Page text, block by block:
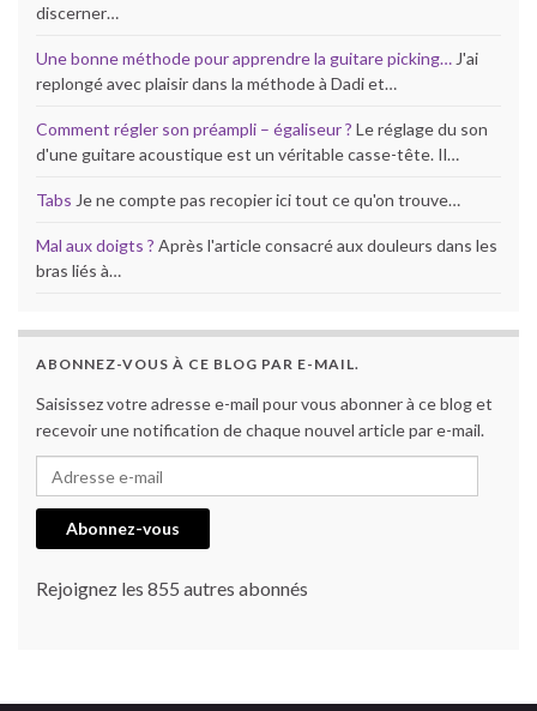
discerner…
Une bonne méthode pour apprendre la guitare picking…J'ai
replongé avec plaisir dans la méthode à Dadi et…
Comment régler son préampli – égaliseur ? Le réglage du son
d'une guitare acoustique est un véritable casse-tête. Il…
Tabs Je ne compte pas recopier ici tout ce qu'on trouve…
Mal aux doigts ? Après l'article consacré aux douleurs dans les
bras liés à…
ABONNEZ-VOUS À CE BLOG PAR E-MAIL.
Saisissez votre adresse e-mail pour vous abonner à ce blog et
recevoir une notification de chaque nouvel article par e-mail.
Adresse e-mail
Abonnez-vous
Rejoignez les 855 autres abonnés